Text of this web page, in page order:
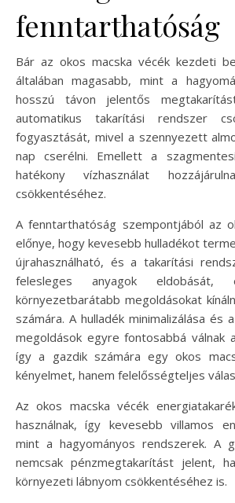
fenntarthatóság
Bár az okos macska vécék kezdeti
általában magasabb, mint a
hosszú távon jelentős
automatikus takarítási rendszer
fogyasztását, mivel a szennyezett
nap cserélni. Emellett a
hatékony vízhasználat
csökkentéséhez.
A fenntarthatóság szempontjából az
előnye, hogy kevesebb hulladékot
újrahasználható, és a takarítási
felesleges anyagok
környezetbarátabb megoldásokat
számára. A hulladék minimalizálása és
megoldások egyre fontosabbá válnak
így a gazdik számára egy okos
kényelmet, hanem felelősségteljes
Az okos macska vécék
használnak, így kevesebb villamos
mint a hagyományos rendszerek. A
nemcsak pénzmegtakarítást jelent,
környezeti lábnyom csökkentéséhez is.